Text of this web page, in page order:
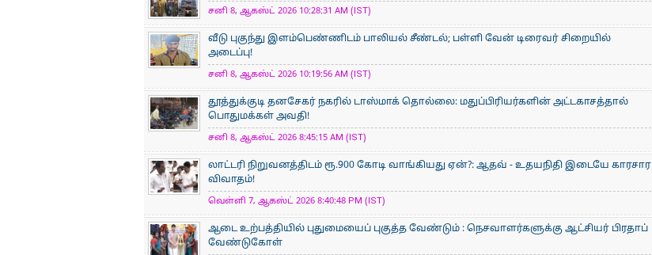
சனி 8, ஆகஸ்ட் 2026 10:28:31 AM (IST)
வீடு புகுந்து இளம்பெண்ணிடம் பாலியல் சீண்டல்; பள்ளி வேன் டிரைவர் சிறையில்
அடைப்பு!
சனி 8, ஆகஸ்ட் 2026 10:19:56 AM (IST)
தூத்துக்குடி தனசேகர் நகரில் டாஸ்மாக் தொல்லை: மதுப்பிரியர்களின் அட்டகாசத்தால்
பொதுமக்கள் அவதி!
சனி 8, ஆகஸ்ட் 2026 8:45:15 AM (IST)
லாட்டரி நிறுவனத்திடம் ரூ.900 கோடி வாங்கியது ஏன்?: ஆதவ் - உதயநிதி இடையே காரசார
விவாதம்!
வெள்ளி 7, ஆகஸ்ட் 2026 8:40:48 PM (IST)
ஆடை உற்பத்தியில் புதுமையைப் புகுத்த வேண்டும் : நெசவாளர்களுக்கு ஆட்சியர் பிரதாப்
வேண்டுகோள்